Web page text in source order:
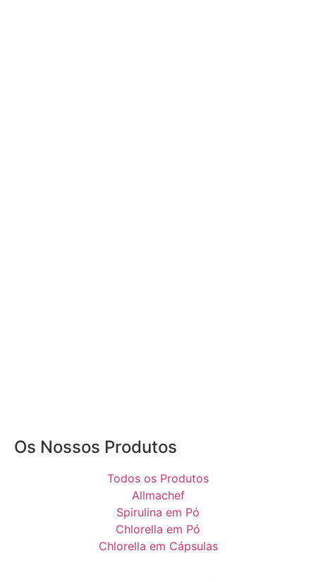
Os Nossos Produtos
Todos os Produtos
Allmachef
Spirulina em Pó
Chlorella em Pó
Chlorella em Cápsulas